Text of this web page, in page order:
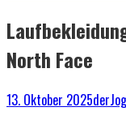
North Face
13. Oktober 2025